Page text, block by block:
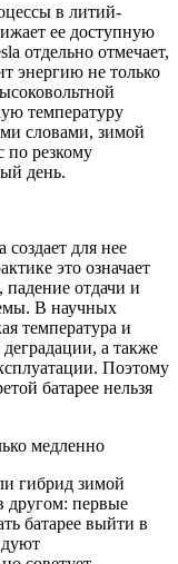
в литий-
ее доступную
отдельно отмечает,
энергию не только
температуру
словами, зимой
по резкому
день.
создает для нее
это означает
отдачи и
В научных
температура и
а также
Поэтому
батарее нельзя
медленно
гибрид зимой
другом: первые
батарее выйти в